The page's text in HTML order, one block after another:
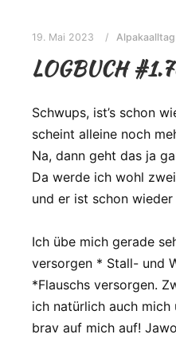
19. Mai 2023 Alpakaalltag
LOGBUCH
Schwups, ist’s schon
scheint alleine noch
Na, dann geht das ja
Da werde ich wohl
und er ist schon wieder
Ich übe mich gerade
versorgen * Stall- und
*Flauschs versorgen.
ich natürlich auch mich
brav auf mich auf!